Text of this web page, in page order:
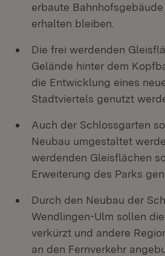
erbaute
erhalten bleiben.
Die frei werdenden
Gelände hinter dem
die Entwicklung eines
Stadtviertels genutzt
Auch der Schlossgarten
Neubau umgestaltet
werdenden Gleisflächen
Erweiterung des Parks
Durch den Neubau der
Wendlingen-Ulm sollen
verkürzt und andere
an den Fernverkehr